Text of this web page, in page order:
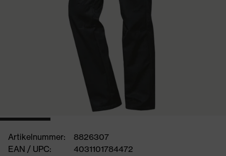
Artikelnummer:
8826307
EAN / UPC:
4031101784472